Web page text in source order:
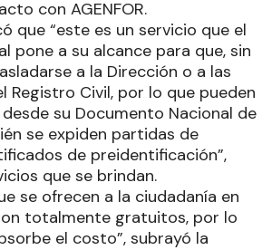
con AGENFOR.
que “este es un servicio que el
pone a su alcance para que, sin
a la Dirección o a las
Registro Civil, por lo que pueden
su Documento Nacional de
se expiden partidas de
de preidentificación”,
que se brindan.
se ofrecen a la ciudadanía en
totalmente gratuitos, por lo
el costo”, subrayó la